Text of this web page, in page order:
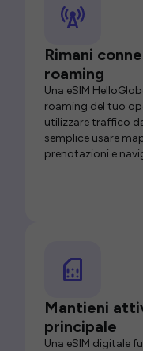
Rimani
roaming
Una eSIM
roaming del tuo
utilizzare traffico
semplice usare
prenotazioni e
Mantieni
principale
Una eSIM digitale